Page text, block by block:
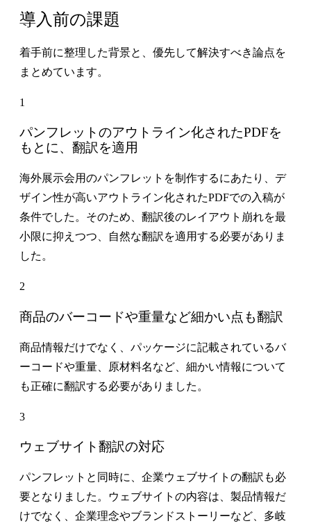
導入前の課題
着手前に整理した背景と、優先して解決すべき論点を
まとめています。
1
パンフレットのアウトライン化されたPDFを
もとに、翻訳を適用
海外展示会用のパンフレットを制作するにあたり、デ
ザイン性が高いアウトライン化されたPDFでの入稿が
条件でした。そのため、翻訳後のレイアウト崩れを最
小限に抑えつつ、自然な翻訳を適用する必要がありま
した。
2
商品のバーコードや重量など細かい点も翻訳
商品情報だけでなく、パッケージに記載されているバ
ーコードや重量、原材料名など、細かい情報について
も正確に翻訳する必要がありました。
3
ウェブサイト翻訳の対応
パンフレットと同時に、企業ウェブサイトの翻訳も必
要となりました。ウェブサイトの内容は、製品情報だ
けでなく、企業理念やブランドストーリーなど、多岐